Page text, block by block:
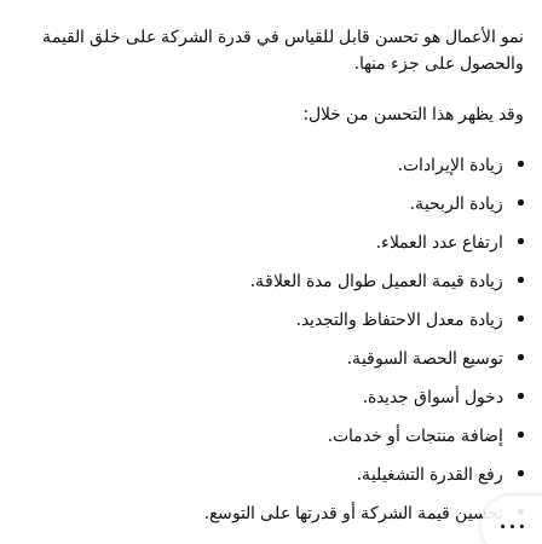
نمو الأعمال هو تحسن قابل للقياس في قدرة الشركة على خلق القيمة
والحصول على جزء منها.
وقد يظهر هذا التحسن من خلال:
زيادة الإيرادات.
زيادة الربحية.
ارتفاع عدد العملاء.
زيادة قيمة العميل طوال مدة العلاقة.
زيادة معدل الاحتفاظ والتجديد.
توسيع الحصة السوقية.
دخول أسواق جديدة.
إضافة منتجات أو خدمات.
رفع القدرة التشغيلية.
تحسين قيمة الشركة أو قدرتها على التوسع.